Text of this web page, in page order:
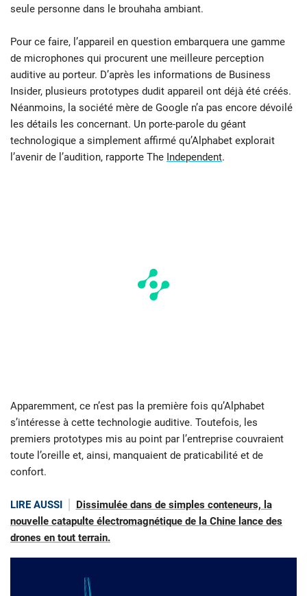
seule personne dans le brouhaha ambiant.
Pour ce faire, l’appareil en question embarquera une gamme
de microphones qui procurent une meilleure perception
auditive au porteur. D’après les informations de Business
Insider, plusieurs prototypes dudit appareil ont déjà été créés.
Néanmoins, la société mère de Google n’a pas encore dévoilé
les détails les concernant. Un porte-parole du géant
technologique a simplement affirmé qu’Alphabet explorait
l’avenir de l’audition, rapporte The Independent.
Apparemment, ce n’est pas la première fois qu’Alphabet
s’intéresse à cette technologie auditive. Toutefois, les
premiers prototypes mis au point par l’entreprise couvraient
toute l’oreille et, ainsi, manquaient de praticabilité et de
confort.
LIRE AUSSI
Dissimulée dans de simples conteneurs, la
nouvelle catapulte électromagnétique de la Chine lance des
drones en tout terrain.